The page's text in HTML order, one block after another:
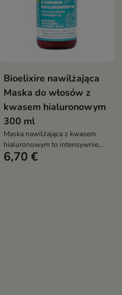
Bioelixire nawilżająca
Maska do włosów z
kwasem hialuronowym
300 ml
Maska nawilżająca z kwasem
hialuronowym to intensywnie
regenerujący kosmetyk
6,70 €